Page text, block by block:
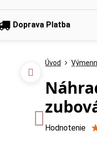
Doprava Platba
Úvod
Hodnotenie